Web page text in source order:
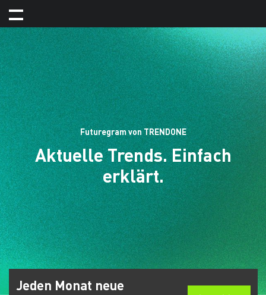
Futuregram von TRENDONE
Aktuelle Trends. Einfach
erklärt.
Jeden Monat neue